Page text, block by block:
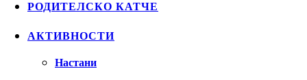
РОДИТЕЛСКО КАТЧЕ
АКТИВНОСТИ
Настани